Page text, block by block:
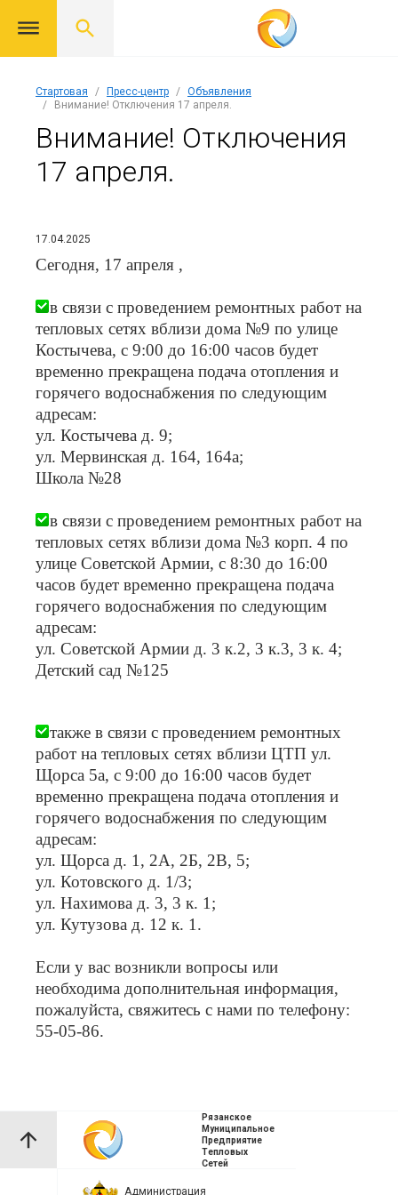
Стартовая Пресс-центр
Объявления
Внимание! Отключения 17 апреля.
Внимание! Отключения
17 апреля.
17.04.2025
Сегодня, 17 апреля ,
в связи с проведением ремонтных работ на
тепловых сетях вблизи дома №9 по улице
Костычева, с 9:00 до 16:00 часов будет
временно прекращена подача отопления и
горячего водоснабжения по следующим
адресам:
ул. Костычева д. 9;
ул. Мервинская д. 164, 164а;
Школа №28
в связи с проведением ремонтных работ на
тепловых сетях вблизи дома №3 корп. 4 по
улице Советской Армии, с 8:30 до 16:00
часов будет временно прекращена подача
горячего водоснабжения по следующим
адресам:
ул. Советской Армии д. 3 к.2, 3 к.3, 3 к. 4;
Детский сад №125
также в связи с проведением ремонтных
работ на тепловых сетях вблизи ЦТП ул.
Щорса 5а, с 9:00 до 16:00 часов будет
временно прекращена подача отопления и
горячего водоснабжения по следующим
адресам:
ул. Щорса д. 1, 2А, 2Б, 2В, 5;
ул. Котовского д. 1/3;
ул. Нахимова д. 3, 3 к. 1;
ул. Кутузова д. 12 к. 1.
Если у вас возникли вопросы или
необходима дополнительная информация,
пожалуйста, свяжитесь с нами по телефону:
55-05-86.
Рязанское
Муниципальное
Предприятие
Тепловых
Сетей
Администрация